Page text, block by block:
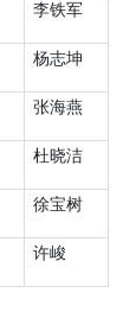
李铁军
杨志坤
张海燕
杜晓洁
徐宝树
许峻